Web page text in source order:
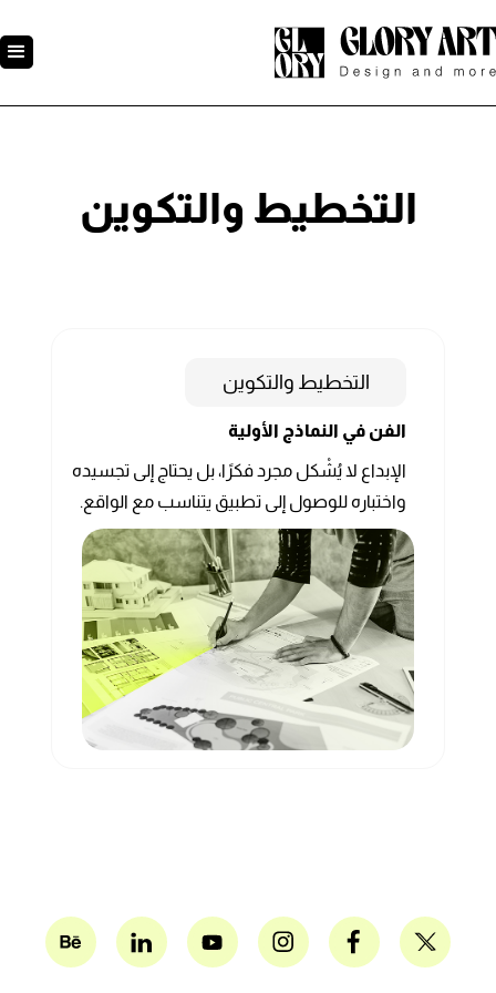
التخطيط والتكوين
التخطيط والتكوين
الفن في النماذج الأولية
الإبداع لا يُشْكل مجرد فكرًا، بل يحتاج إلى تجسيده
واختباره للوصول إلى تطبيق يتناسب مع الواقع.